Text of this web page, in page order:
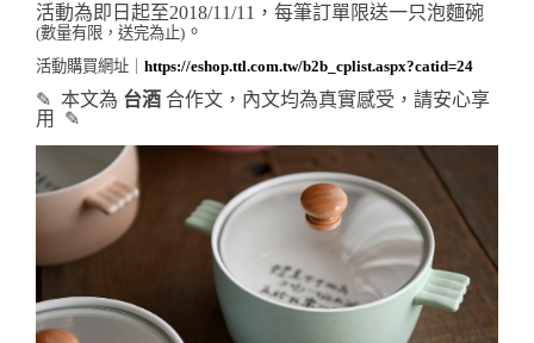
活動為即日起至2018/11/11，每筆訂單限送一只泡麵碗
(數量有限，送完為止) 。
活動購買網址｜ https://eshop.ttl.com.tw/b2b_cplist.aspx?catid=24
✎  本文為 台酒 合作文，內文均為真實感受，請安心享
用  ✎